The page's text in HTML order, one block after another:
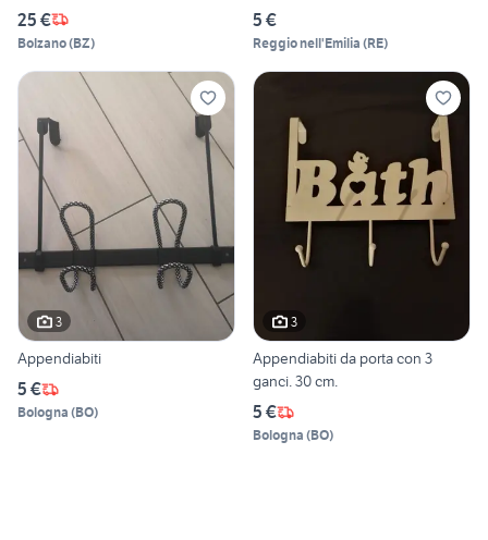
25 €
Bolzano(BZ)
5 €
Reggio nell'Emilia (RE)
3
Appendiabiti
5 €
Bologna (BO)
3
Appendiabiti da porta con 3
ganci. 30 cm.
5 €
Bologna (BO)